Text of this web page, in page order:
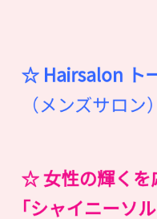
☆ Hairsalon ト
（メンズサロン）
☆ 女性の輝くを
｢シャイニーソ